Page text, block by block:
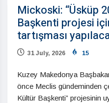
Mickoski: “Üsküp
Başkenti projesi
tartışması
31 July, 2026 15
Kuzey Makedonya
önce Meclis gündeminden
Kültür Başkenti” projesinin